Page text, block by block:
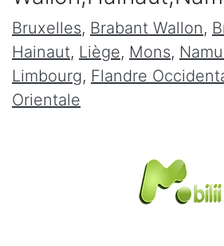
Bruxelles, Brabant Wallon,
Hainaut, Liège, Mons,
Limbourg, Flandre
Orientale